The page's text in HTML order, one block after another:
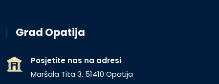
Grad Opatija
Posjetite nas na adresi
Maršala Tita 3, 51410 Opatija